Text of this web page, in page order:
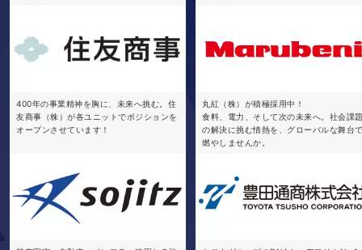
400年の事業精神を胸に、未来へ挑む。住
友商事（株）が各ユニットでポジションを
オープンさせています！
丸紅（株）が積極採用中！
食料、電力、そして次の未来へ。社会課
の解決に挑む情熱を、グローバルな舞台
燃やしませんか。